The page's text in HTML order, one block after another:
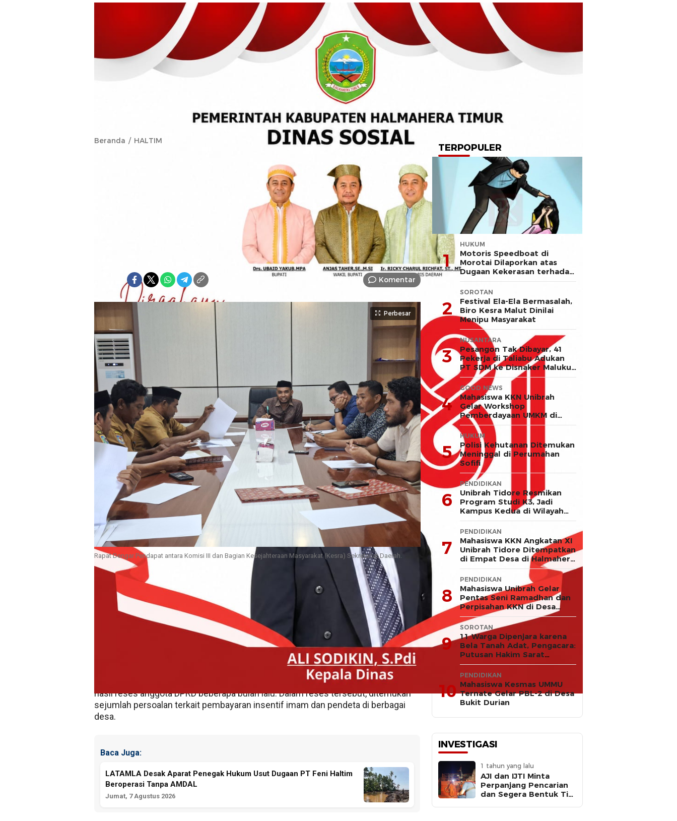
Beranda HALTIM
Komisi III DPRD Haltim Desak
Penambahan Insentif Imam dan
Komentar
Perbesar
Rapat Dengar Pendapat antara Komisi III dan Bagian Kesejahteraan Masyarakat (Kesra) Sekretariat Daerah.
MABA
– Dewan Perwakilan Rakyat Daerah Kabupaten Halmahera Timur (DPRD)
melalui Komisi III mendesak Bagian Kesejahteraan Masyarakat (Kesra) Sekretariat
Daerah agar menambah besaran insentif bagi para imam dan pendeta di
Kabupaten Halmahera Timur, Provinsi Maluku Utara.
Desakan tersebut disampaikan dalam Rapat Dengar Pendapat (RDP) antara Komisi
III DPRD Haltim dan Bagian Kesra Setda Haltim yang digelar di ruang fraksi DPRD,
RDP dipimpin langsung Ketua Komisi III, Ashadi Tajuddin, sebagai tindak lanjut
hasil reses anggota DPRD beberapa bulan lalu. Dalam reses tersebut, ditemukan
sejumlah persoalan terkait pembayaran insentif imam dan pendeta di berbagai
desa.
Baca Juga:
LATAMLA Desak Aparat Penegak Hukum Usut Dugaan PT Feni Haltim
Beroperasi Tanpa AMDAL
Jumat, 7 Agustus 2026
TERPOPULER
1
HUKUM
Motoris Speedboat di
Morotai Dilaporkan atas
Dugaan Kekerasan terhadap
Anak
2
SOROTAN
Festival Ela-Ela Bermasalah,
Biro Kesra Malut Dinilai
Menipu Masyarakat
3
NUSANTARA
Pesangon Tak Dibayar, 41
Pekerja di Taliabu Adukan
PT SDM ke Disnaker Maluku
Utara
4
GOOD NEWS
Mahasiswa KKN Unibrah
Gelar Workshop
Pemberdayaan UMKM di
Desa Ekor
5
HUKUM
Polisi Kehutanan Ditemukan
Meninggal di Perumahan
Sofifi
6
PENDIDIKAN
Unibrah Tidore Resmikan
Program Studi K3, Jadi
Kampus Kedua di Wilayah
LLDIKTI XII
7
PENDIDIKAN
Mahasiswa KKN Angkatan XI
Unibrah Tidore Ditempatkan
di Empat Desa di Halmahera
Timur
8
PENDIDIKAN
Mahasiswa Unibrah Gelar
Pentas Seni Ramadhan dan
Perpisahan KKN di Desa
Akejawi
9
SOROTAN
11 Warga Dipenjara karena
Bela Tanah Adat, Pengacara:
Putusan Hakim Sarat
Kejanggalan dan Abaikan
Keadilan
10
PENDIDIKAN
Mahasiswa Kesmas UMMU
Ternate Gelar PBL-2 di Desa
Bukit Durian
INVESTIGASI
1 tahun yang lalu
AJI dan IJTI Minta
Perpanjang Pencarian
dan Segera Bentuk Tim